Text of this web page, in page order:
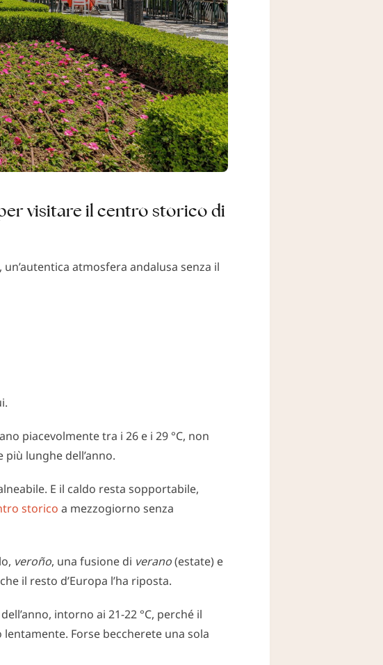
visitare il centro storico di
atmosfera andalusa senza il
piacevolmente tra i 26 e i 29 °C, non
lunghe dell’anno.
E il caldo resta sopportabile,
storico a mezzogiorno senza
veroño, una fusione di verano(estate) e
il resto d’Europa l’ha riposta.
intorno ai 21-22 °C, perché il
Forse beccherete una sola